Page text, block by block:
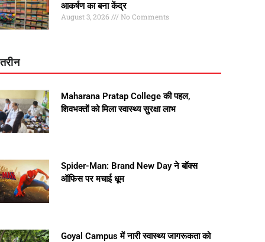
आकर्षण का बना केंद्र
August 3, 2026 No Comments
Maharana Pratap College की पहल,
शिवभक्तों को मिला स्वास्थ्य सुरक्षा लाभ
Spider-Man: Brand New Day ने बॉक्स
ऑफिस पर मचाई धूम
Goyal Campus में नारी स्वास्थ्य जागरूकता को